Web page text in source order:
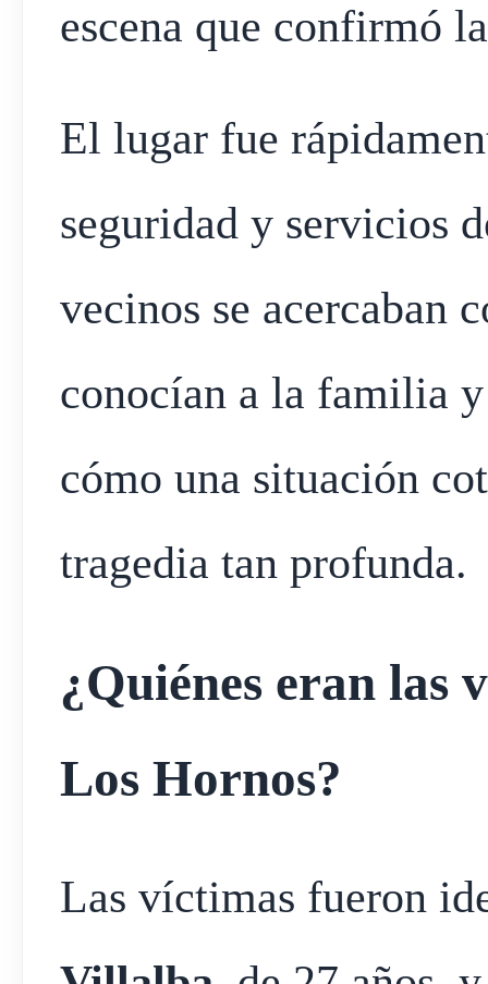
escena que confirmó
El lugar fue
seguridad y servicios
vecinos se acercaban
conocían a la familia
cómo una situación
tragedia tan profunda.
¿Quiénes eran las
Los Hornos?
Las víctimas fueron